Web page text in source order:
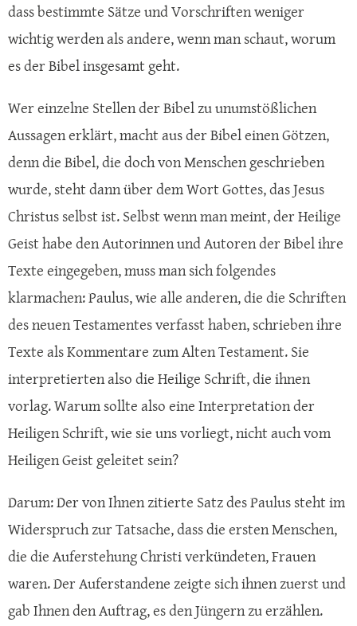
dass bestimmte Sätze und Vorschriften weniger
wichtig werden als andere, wenn man schaut, worum
es der Bibel insgesamt geht.
Wer einzelne Stellen der Bibel zu unumstößlichen
Aussagen erklärt, macht aus der Bibel einen Götzen,
denn die Bibel, die doch von Menschen geschrieben
wurde, steht dann über dem Wort Gottes, das Jesus
Christus selbst ist. Selbst wenn man meint, der Heilige
Geist habe den Autorinnen und Autoren der Bibel ihre
Texte eingegeben, muss man sich folgendes
klarmachen: Paulus, wie alle anderen, die die Schriften
des neuen Testamentes verfasst haben, schrieben ihre
Texte als Kommentare zum Alten Testament. Sie
interpretierten also die Heilige Schrift, die ihnen
vorlag. Warum sollte also eine Interpretation der
Heiligen Schrift, wie sie uns vorliegt, nicht auch vom
Heiligen Geist geleitet sein?
Darum: Der von Ihnen zitierte Satz des Paulus steht im
Widerspruch zur Tatsache, dass die ersten Menschen,
die die Auferstehung Christi verkündeten, Frauen
waren. Der Auferstandene zeigte sich ihnen zuerst und
gab Ihnen den Auftrag, es den Jüngern zu erzählen.